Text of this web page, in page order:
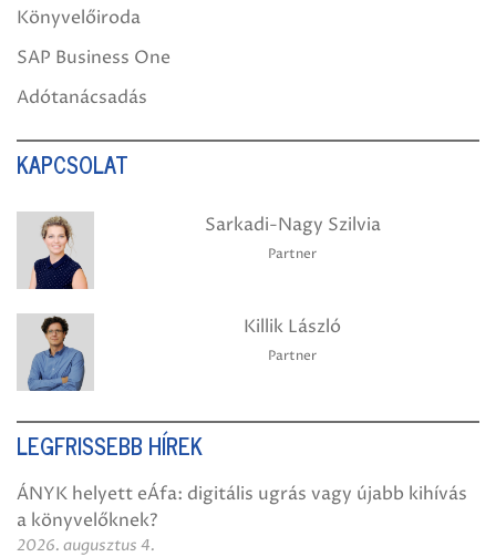
Könyvelőiroda
SAP Business One
Adótanácsadás
KAPCSOLAT
Sarkadi-Nagy Szilvia
Partner
Killik László
Partner
LEGFRISSEBB HÍREK
ÁNYK helyett eÁfa: digitális ugrás vagy újabb kihívás
a könyvelőknek?
2026. augusztus 4.